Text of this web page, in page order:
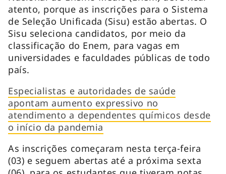
atento, porque as inscrições para o Sistema
de Seleção Unificada (Sisu) estão abertas. O
Sisu seleciona candidatos, por meio da
classificação do Enem, para vagas em
universidades e faculdades públicas de todo
país.
Especialistas e autoridades de saúde
apontam aumento expressivo no
atendimento a dependentes químicos desde
o início da pandemia
As inscrições começaram nesta terça-feira
(03) e seguem abertas até a próxima sexta